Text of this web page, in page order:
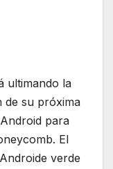
ultimando la
de su próxima
para
El
verde